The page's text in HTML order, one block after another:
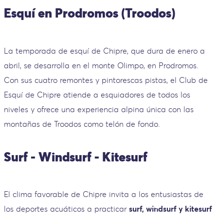
Esquí en Prodromos (Troodos)
La temporada de esquí de Chipre, que dura de enero a
abril, se desarrolla en el monte Olimpo, en Prodromos.
Con sus cuatro remontes y pintorescas pistas, el Club de
Esquí de Chipre atiende a esquiadores de todos los
niveles y ofrece una experiencia alpina única con las
montañas de Troodos como telón de fondo.
Surf - Windsurf - Kitesurf
El clima favorable de Chipre invita a los entusiastas de
los deportes acuáticos a practicar surf, windsurf y kitesurf